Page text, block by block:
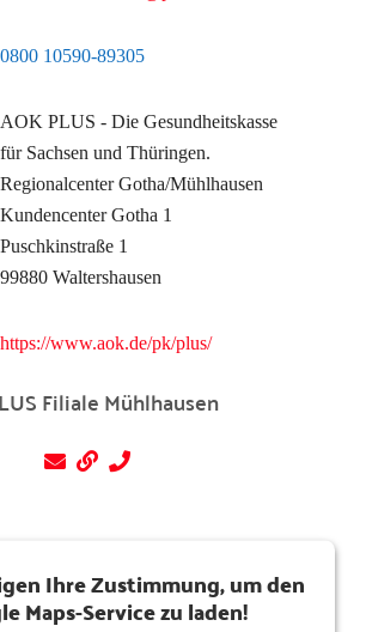
0800 10590-89305
AOK PLUS - Die Gesundheitskasse
für Sachsen und Thüringen.
Regionalcenter Gotha/Mühlhausen
Kundencenter Gotha 1
Puschkinstraße 1
99880 Waltershausen
https://www.aok.de/pk/plus/
Filiale Mühlhausen
Ihre Zustimmung, um den
Maps-Service zu laden!